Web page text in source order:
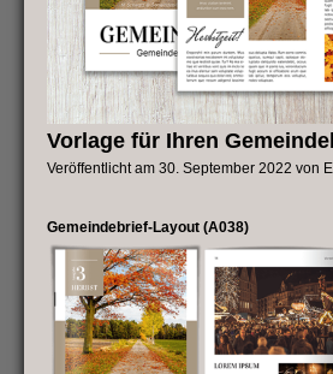
Vorlage für Ihren
Veröffentlicht am 30. September 2022 von
Gemeindebrief-Layout (A038)